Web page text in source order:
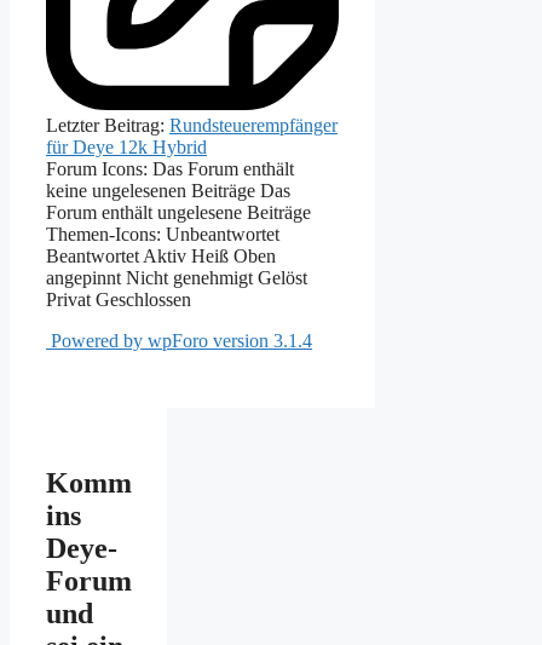
Letzter Beitrag: Rundsteuerempfänger
für Deye 12k Hybrid
Forum Icons: Das Forum enthält
keine ungelesenen Beiträge Das
Forum enthält ungelesene Beiträge
Themen-Icons: Unbeantwortet
Beantwortet Aktiv Heiß Oben
angepinnt Nicht genehmigt Gelöst
Privat Geschlossen
Powered by wpForo version 3.1.4
Komm
ins
Deye-
Forum
und